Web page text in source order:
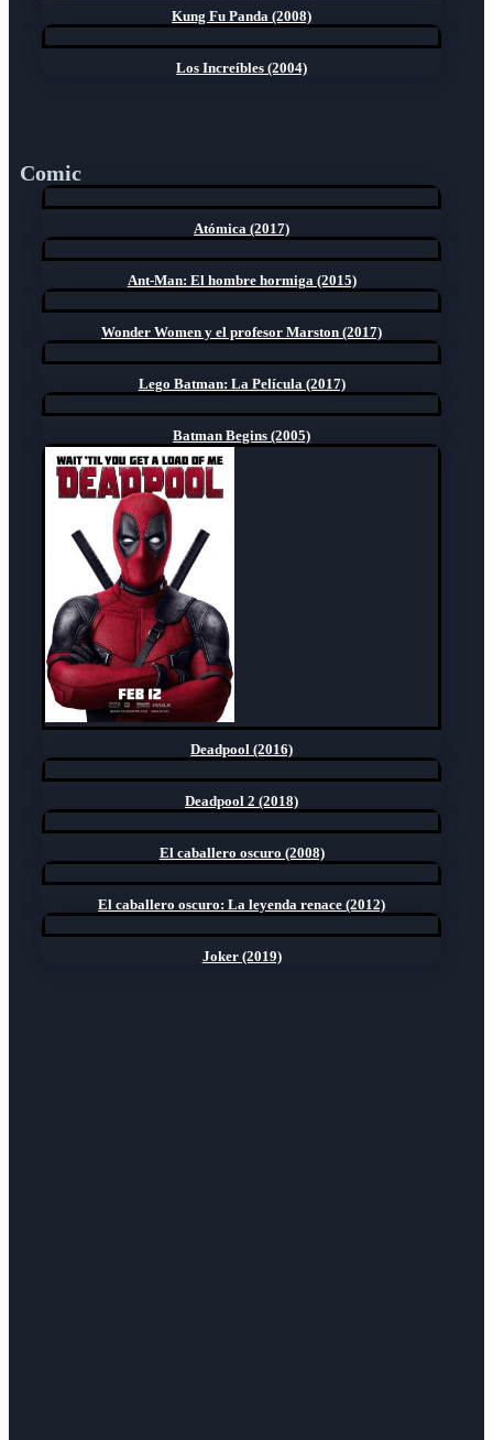
Kung Fu Panda (2008)
Los Increíbles (2004)
Comic
Atómica (2017)
Ant-Man: El hombre hormiga (2015)
Wonder Women y el profesor Marston (2017)
Lego Batman: La Película (2017)
Batman Begins (2005)
Deadpool (2016)
Deadpool 2 (2018)
El caballero oscuro (2008)
El caballero oscuro: La leyenda renace (2012)
Joker (2019)